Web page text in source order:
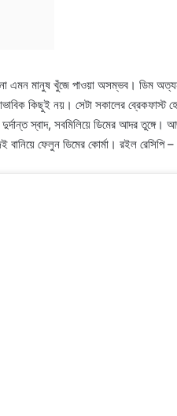
এমন মানুষ খুঁজে পাওয়া অসম্ভব। ডিম
কিছুই নয়। সেটা সকালের ব্রেকফাস্ট
স্বাদ, সবমিলিয়ে ডিমের আদর
বানিয়ে ফেলুন ডিমের কোর্মা। রইল রেসিপি –